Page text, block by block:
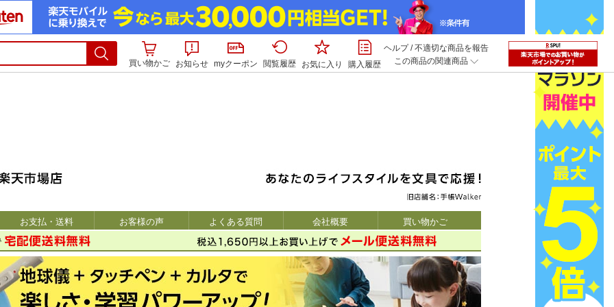
買い物かご お知らせ myクーポン 閲覧履歴 お気に入り 購入履歴
ヘルプ/不適切な商品を報告
この商品の関連商品